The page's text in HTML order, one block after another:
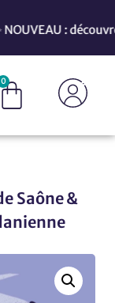
:
0
Saône &